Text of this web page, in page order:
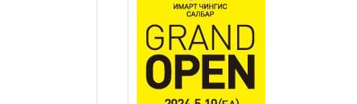
мэргэнээ сорьж байна
2026 оны 7 сар 15 / 11 цаг 03 минут
Төв цэнгэлдэхийн эргэн тойронд
2026 оны 7 сар 15 / 10 цаг 58 минут
Үндэсний их баяр наадмын шагайн харваа